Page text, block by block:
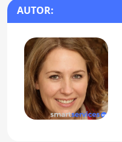
AUTOR: